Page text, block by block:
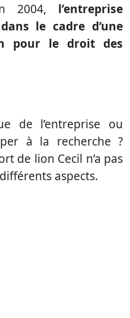
2004, l’entreprise
le cadre d’une
pour le droit des
de l’entreprise ou
à la recherche ?
de lion Cecil n’a pas
aspects.